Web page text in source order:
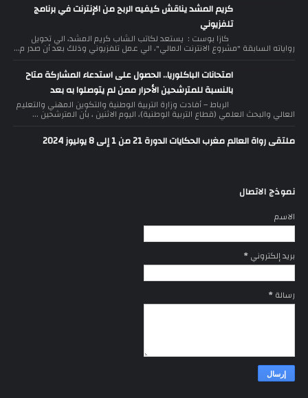
كريم المشد يناقش كيفيه الربح من الإنترنت في برنامج
تلفزيوني
كازا بوست : يستعد لكاتب الشاب كريم المشد، الي تحويل
رواياته السابقة "مشروع الانترنت المالي"، الي عمل تلفزيوني وذلك بعد أن صدر م...
امتحانات الباكلوريا.. الحصول على استدعاء المشاركة متاح
بالنسبة للمترشحين الأحرار ممن لم يتوصلوا به بعد
الرباط – أفادت وزارة التربية الوطنية والتكوين المهني والتعليم
العالي والبحث العلمي (قطاع التربية الوطنية)، اليوم الاثنين ، بأن المترشحين ...
ملتقى رواة العالم مغرب الحكايات الدورة 21 من 1 إلى 8 يوليوز 2024
نموذج الاتصال
الاسم
بريد إلكتروني*
رسالة*